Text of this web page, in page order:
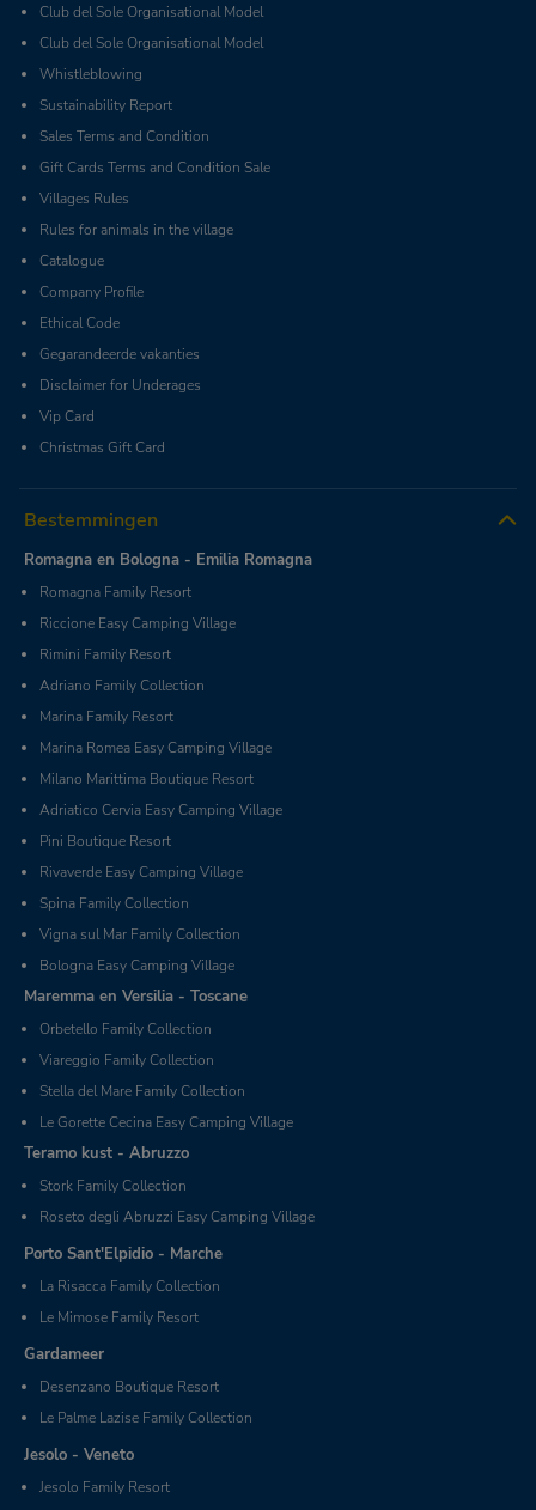
Club del Sole Organisational Model
Club del Sole Organisational Model
Whistleblowing
Sustainability Report
Sales Terms and Condition
Gift Cards Terms and Condition Sale
Villages Rules
Rules for animals in the village
Catalogue
Company Profile
Ethical Code
Gegarandeerde vakanties
Disclaimer for Underages
Vip Card
Christmas Gift Card
Bestemmingen
Romagna en Bologna - Emilia Romagna
Romagna Family Resort
Riccione Easy Camping Village
Rimini Family Resort
Adriano Family Collection
Marina Family Resort
Marina Romea Easy Camping Village
Milano Marittima Boutique Resort
Adriatico Cervia Easy Camping Village
Pini Boutique Resort
Rivaverde Easy Camping Village
Spina Family Collection
Vigna sul Mar Family Collection
Bologna Easy Camping Village
Maremma en Versilia - Toscane
Orbetello Family Collection
Viareggio Family Collection
Stella del Mare Family Collection
Le Gorette Cecina Easy Camping Village
Teramo kust - Abruzzo
Stork Family Collection
Roseto degli Abruzzi Easy Camping Village
Porto Sant'Elpidio - Marche
La Risacca Family Collection
Le Mimose Family Resort
Gardameer
Desenzano Boutique Resort
Le Palme Lazise Family Collection
Jesolo - Veneto
Jesolo Family Resort